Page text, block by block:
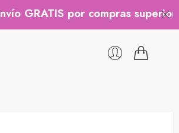
por compras superiores